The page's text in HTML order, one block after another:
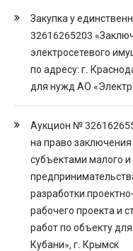
Закупка у
32616265203
электросетевого
по адресу: г.
для нужд АО
Аукцион №
на право
субъектами малого и
разработки
рабочего проекта и
работ по объекту
Кубани», г. Крымск